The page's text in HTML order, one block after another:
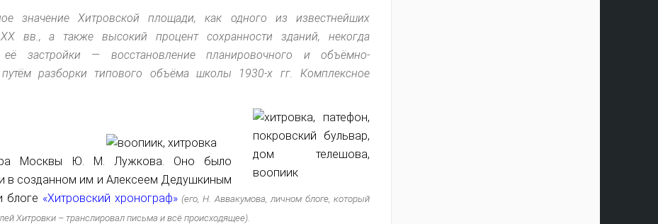
значение Хитровской площади, как одного из известнейших
вв., а также высокий процент сохранности зданий, некогда
застройки — восстановление планировочного и объёмно-
путём разборки типового объёма школы 1930-х гг. Комплексное
Москвы Ю. М. Лужкова. Оно было
в созданном им и Алексеем Дедушкиным
блоге «Хитровский хронограф» (его, Н. Аввакумова, личном блоге, который
Хитровки – транслировал письма и всё происходящее).